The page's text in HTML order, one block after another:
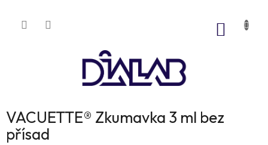
obsah
VACUETTE® Zkumavka 3 ml bez
přísad